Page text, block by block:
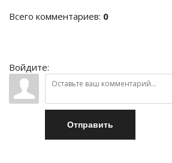
Всего комментариев: 0
Войдите:
Отправить